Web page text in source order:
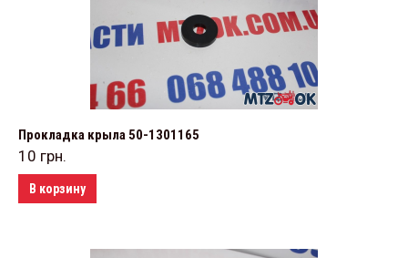
Прокладка крыла 50-1301165
10 грн.
В корзину